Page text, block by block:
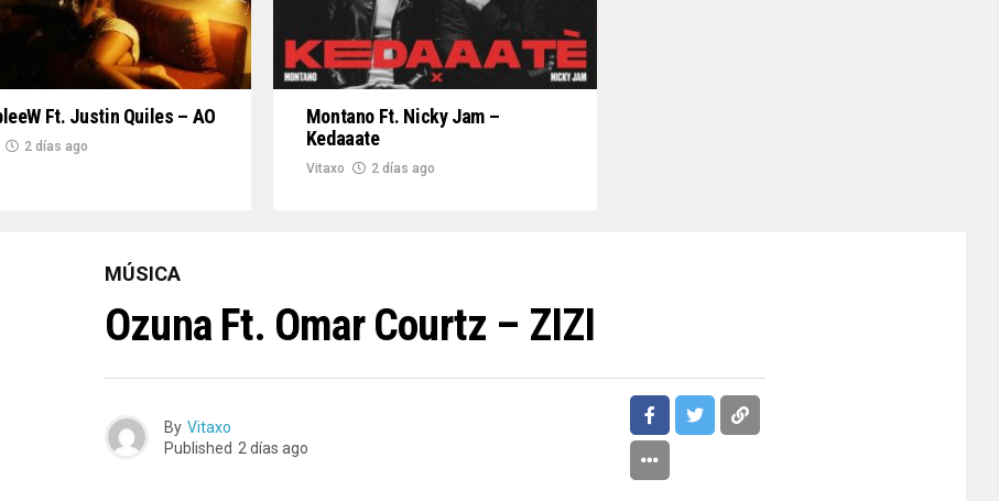
Ft. Justin Quiles – AO
2 días ago
Montano Ft. Nicky Jam –
Kedaaate
Vitaxo 2 días ago
MÚSICA
Ozuna Ft. Omar Courtz – ZIZI
By Vitaxo
Published 2 días ago